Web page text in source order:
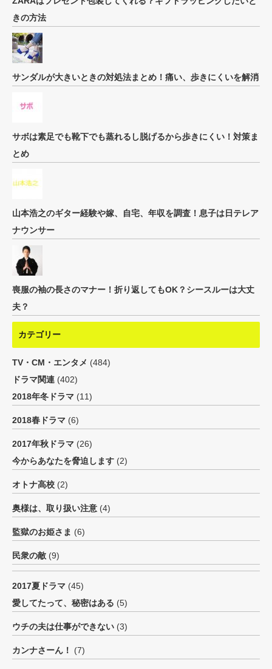
きの方法
サンダルが大きいときの対処法まとめ！痛い、歩きにくいを解消
サボは素足でも靴下でも蒸れるし脱げるから歩きにくい！対策ま
とめ
山本浩之のギター経験や嫁、自宅、年収を調査！息子は日テレア
ナウンサー
喪服の袖の長さのマナー！折り返してもOK？シースルーは大丈
夫？
カテゴリー
TV・CM・エンタメ (484)
ドラマ関連 (402)
2018年冬ドラマ (11)
2018春ドラマ (6)
2017年秋ドラマ (26)
今からあなたを脅迫します (2)
オトナ高校 (2)
奥様は、取り扱い注意 (4)
監獄のお姫さま (6)
民衆の敵 (9)
2017夏ドラマ (45)
愛してたって、秘密はある (5)
ウチの夫は仕事ができない (3)
カンナさーん！ (7)